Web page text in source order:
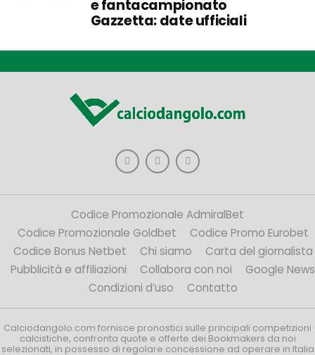
e fantacampionato
Gazzetta: date ufficiali
Codice Promozionale AdmiralBet
Codice Promozionale Goldbet
Codice Promo Eurobet
Codice Bonus Netbet
Chi siamo
Carta del giornalista
Pubblicità e affiliazioni
Collabora con noi
Google News
Condizioni d’uso
Contatto
Calciodangolo.com fornisce pronostici sulle principali competizioni
calcistiche, confronta quote e offerte dei Bookmakers da noi
selezionati, in possesso di regolare concessione ad operare in Italia